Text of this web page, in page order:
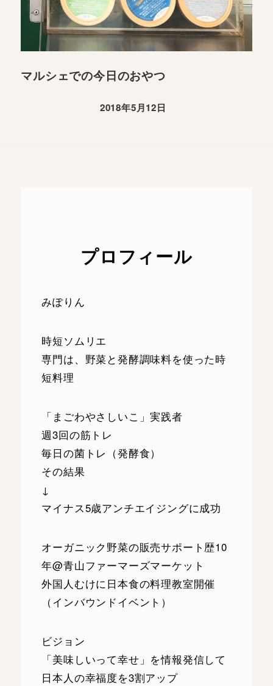
マルシェでの今日のおやつ
2018年5月12日
プロフィール
みぽりん
時短ソムリエ
専門は、野菜と発酵調味料を使った時
短料理
「まごわやさしいこ」実践者
週3回の筋トレ
毎日の菌トレ（発酵食）
その結果
↓
マイナス5歳アンチエイジングに成功
オーガニック野菜の販売サポート歴10
年@青山ファーマーズマーケット
外国人むけに日本食の料理教室開催
（インバウンドイベント）
ビジョン
「美味しいって幸せ」を情報発信して
日本人の幸福度を3割アップ